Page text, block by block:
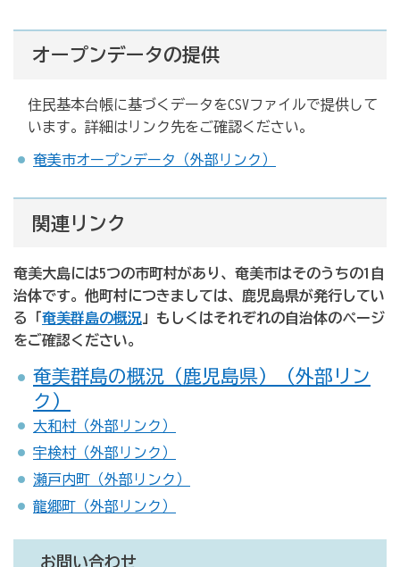
オープンデータの提供
住民基本台帳に基づくデータをCSVファイルで提供して
います。詳細はリンク先をご確認ください。
奄美市オープンデータ（外部リンク）
関連リンク
奄美大島には5つの市町村があり、奄美市はそのうちの1自
治体です。他町村につきましては、鹿児島県が発行してい
る「 奄美群島の概況 」もしくはそれぞれの自治体のページ
をご確認ください。
奄美群島の概況（鹿児島県）（外部リン
ク）
大和村（外部リンク）
宇検村（外部リンク）
瀬戸内町（外部リンク）
龍郷町（外部リンク）
お問い合わせ